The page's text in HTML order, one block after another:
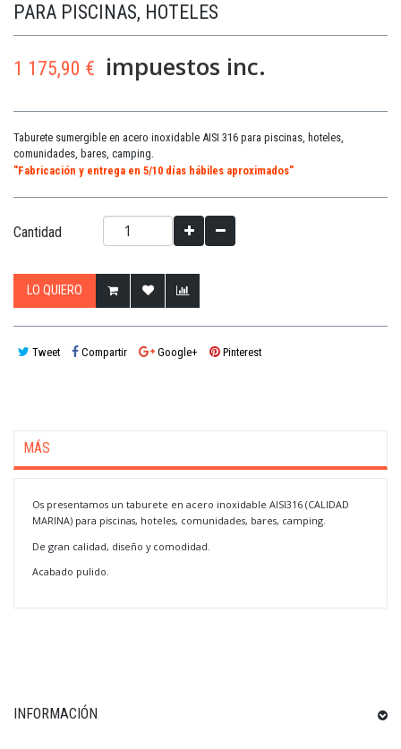
PARA PISCINAS, HOTELES
1 175,90 € impuestos inc.
Taburete sumergible en acero inoxidable AISI 316 para piscinas, hoteles,
comunidades, bares, camping.
"Fabricación y entrega en 5/10 días hábiles aproximados"
Cantidad
LO QUIERO
Tweet Compartir Google+ Pinterest
MÁS
Os presentamos un taburete en acero inoxidable AISI316 (CALIDAD
MARINA) para piscinas, hoteles, comunidades, bares, camping.
De gran calidad, diseño y comodidad.
Acabado pulido.
INFORMACIÓN